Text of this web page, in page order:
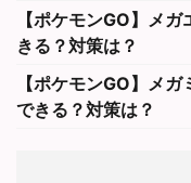
【ポケモンGO】メ
きる？対策は？
【ポケモンGO】メ
できる？対策は？